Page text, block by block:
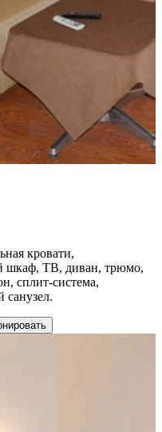
кровати,
шкаф, ТВ, диван, трюмо,
сплит-система,